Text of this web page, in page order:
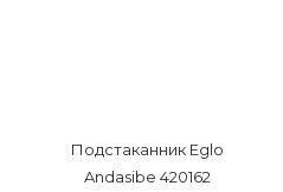
Подстаканник Eglo
Andasibe 420162